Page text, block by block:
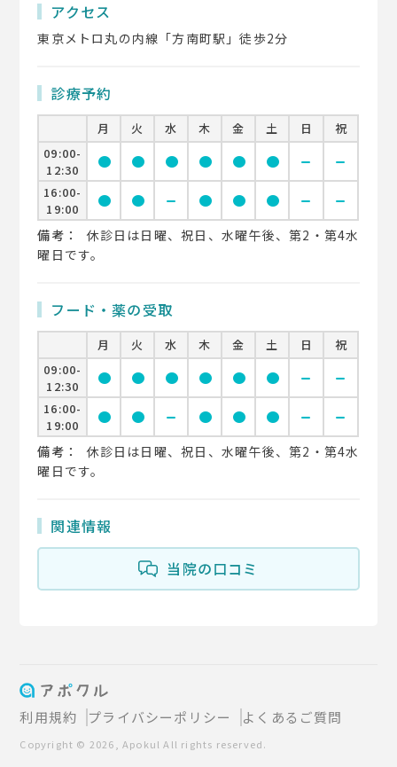
アクセス
東京メトロ丸の内線「方南町駅」徒歩2分
診療予約
月 火 水 木 金 土 日
祝
09:00-
12:30
circle circle circle circle circle circle remove remove
16:00-
19:00
circle circle remove circle circle circle remove remove
備考：
休診日は日曜、祝日、水曜午後、第2・第4水
曜日です。
フード・薬の受取
月 火 水 木 金 土 日
祝
09:00-
12:30
circle circle circle circle circle circle remove remove
16:00-
19:00
circle circle remove circle circle circle remove remove
備考：
休診日は日曜、祝日、水曜午後、第2・第4水
曜日です。
関連情報
当院の口コミ
利用規約 プライバシーポリシー よくあるご質問
Copyright © 2026, Apokul All rights reserved.